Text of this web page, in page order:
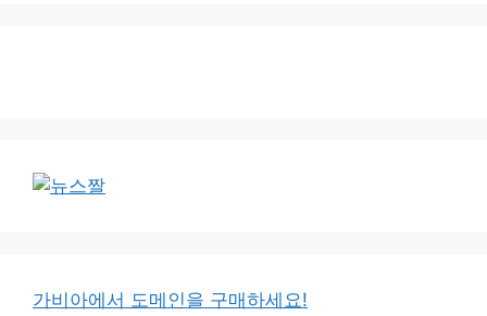
가비아에서 도메인을 구매하세요!